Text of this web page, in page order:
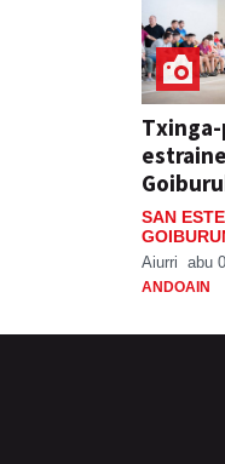
SAN
Aiurri abu
ANDOAIN